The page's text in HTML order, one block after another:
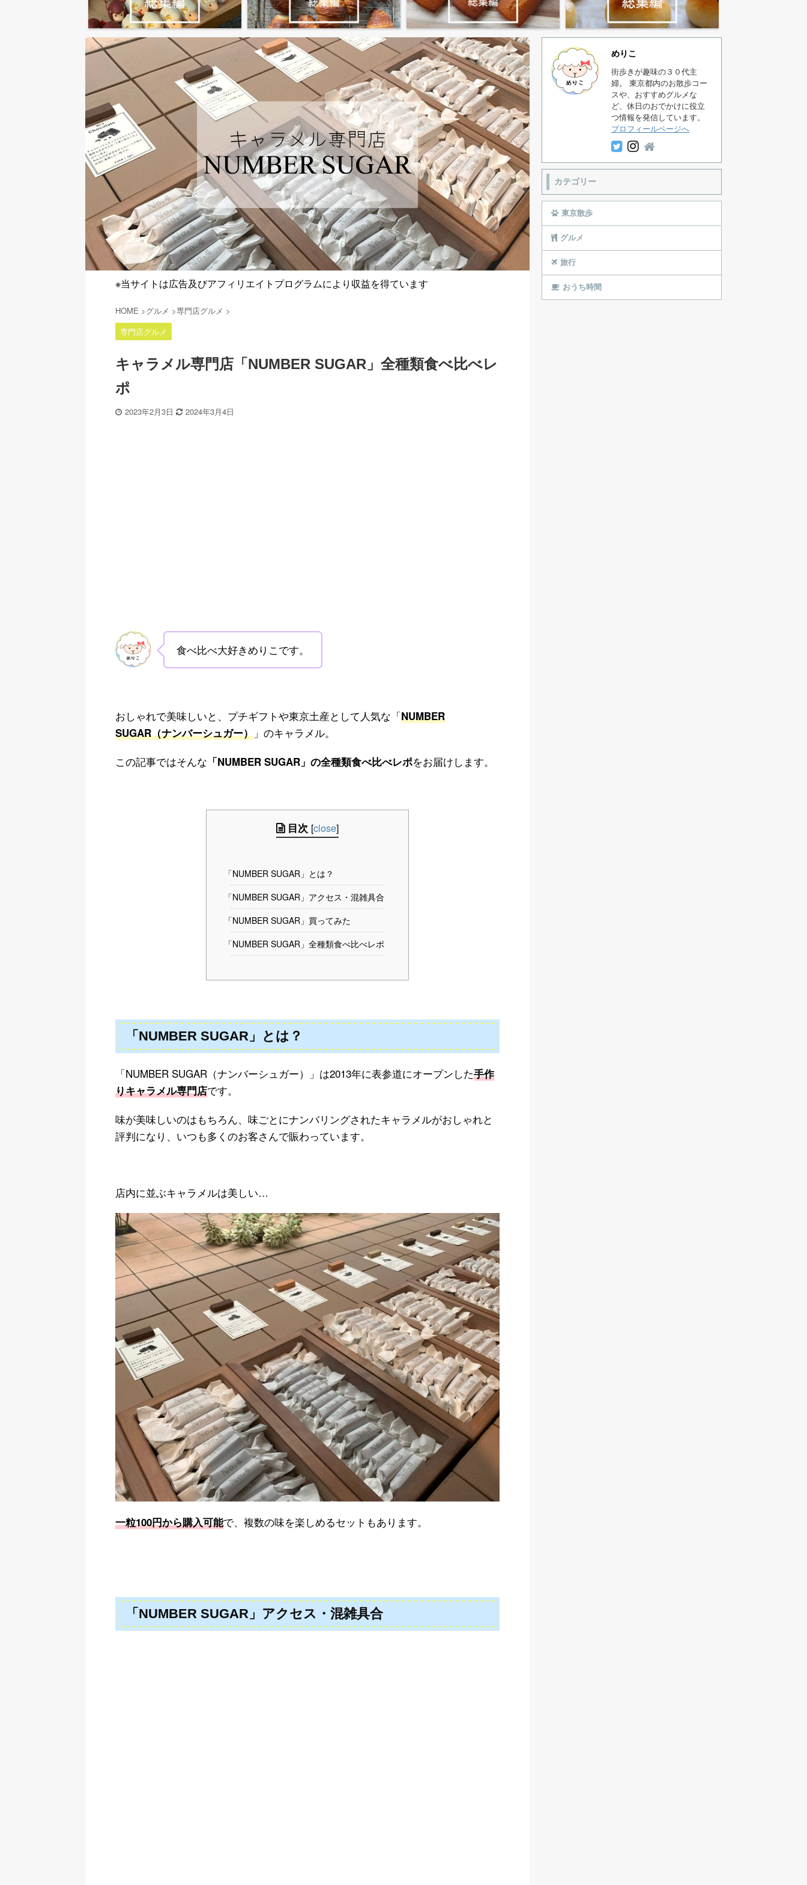
※当サイトは広告及びアフィリエイトプログラムにより収益を得ています
HOME >グルメ >専門店グルメ >
専門店グルメ
キャラメル専門店「NUMBER SUGAR」全種類食べ比べレ
ポ
2023年2月3日 2024年3月4日
食べ比べ大好きめりこです。
おしゃれで美味しいと、プチギフトや東京土産として人気な「NUMBER
SUGAR（ナンバーシュガー） 」のキャラメル。
この記事ではそんな 「NUMBER SUGAR」の全種類食べ比べレポをお届けします。
目次 [close]
「NUMBER SUGAR」とは？
「NUMBER SUGAR」アクセス・混雑具合
「NUMBER SUGAR」買ってみた
「NUMBER SUGAR」全種類食べ比べレポ
「NUMBER SUGAR」とは？
「NUMBER SUGAR（ナンバーシュガー）」は2013年に表参道にオープンした手作
りキャラメル専門店です。
味が美味しいのはもちろん、味ごとにナンバリングされたキャラメルがおしゃれと
評判になり、いつも多くのお客さんで賑わっています。
店内に並ぶキャラメルは美しい…
一粒100円から購入可能で、複数の味を楽しめるセットもあります。
「NUMBER SUGAR」アクセス・混雑具合
めりこ
街歩きが趣味の３０代主
婦。 東京都内のお散歩コー
スや、おすすめグルメな
ど、休日のおでかけに役立
つ情報を発信しています。
プロフィールページへ
カテゴリー
東京散歩
グルメ
旅行
おうち時間